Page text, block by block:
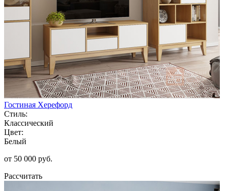
Гостиная Херефорд
Стиль:
Классический
Цвет:
Белый
от 50 000 руб.
Рассчитать